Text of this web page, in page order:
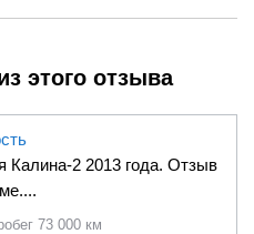
этого отзыва
Калина-2 2013 года. Отзыв
73 000 км